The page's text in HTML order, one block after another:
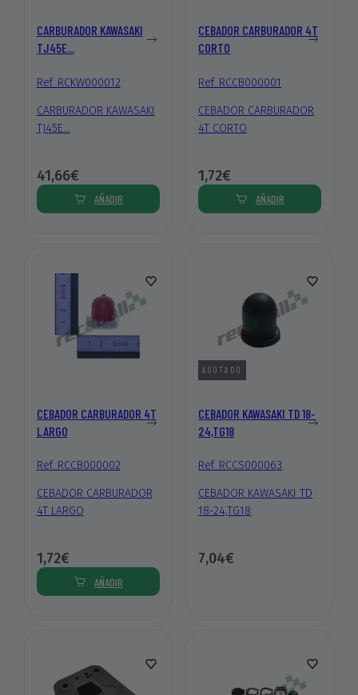
CARBURADOR KAWASAKI
TJ45E...
Ref. RCKW000012
CARBURADOR KAWASAKI
TJ45E...
41,66€
AÑADIR
CEBADOR CARBURADOR 4T
CORTO
Ref. RCCB000001
CEBADOR CARBURADOR
4T CORTO
1,72€
AÑADIR
CEBADOR CARBURADOR 4T
LARGO
Ref. RCCB000002
CEBADOR CARBURADOR
4T LARGO
1,72€
AÑADIR
AGOTADO
CEBADOR KAWASAKI TD 18-
24,TG18
Ref. RCCS000063
CEBADOR KAWASAKI TD
18-24,TG18
7,04€